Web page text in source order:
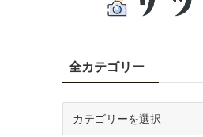
全カテゴリー